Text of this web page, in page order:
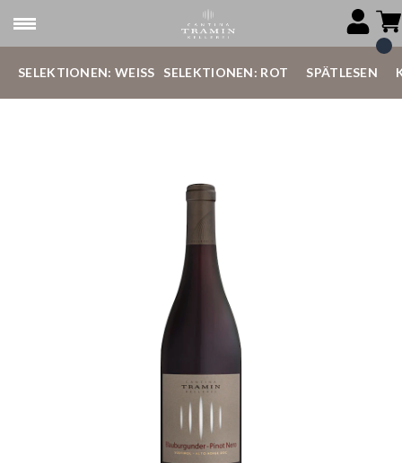
SELEKTIONEN: WEISS SELEKTIONEN: ROT SPÄTLESEN